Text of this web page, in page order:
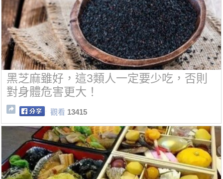
黑芝麻雖好，這3類人一定要少吃，否則
對身體危害更大！
觀看 13415